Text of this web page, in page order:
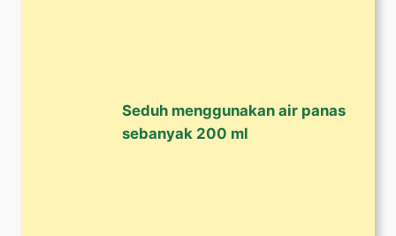
Seduh menggunakan air panas
sebanyak 200 ml